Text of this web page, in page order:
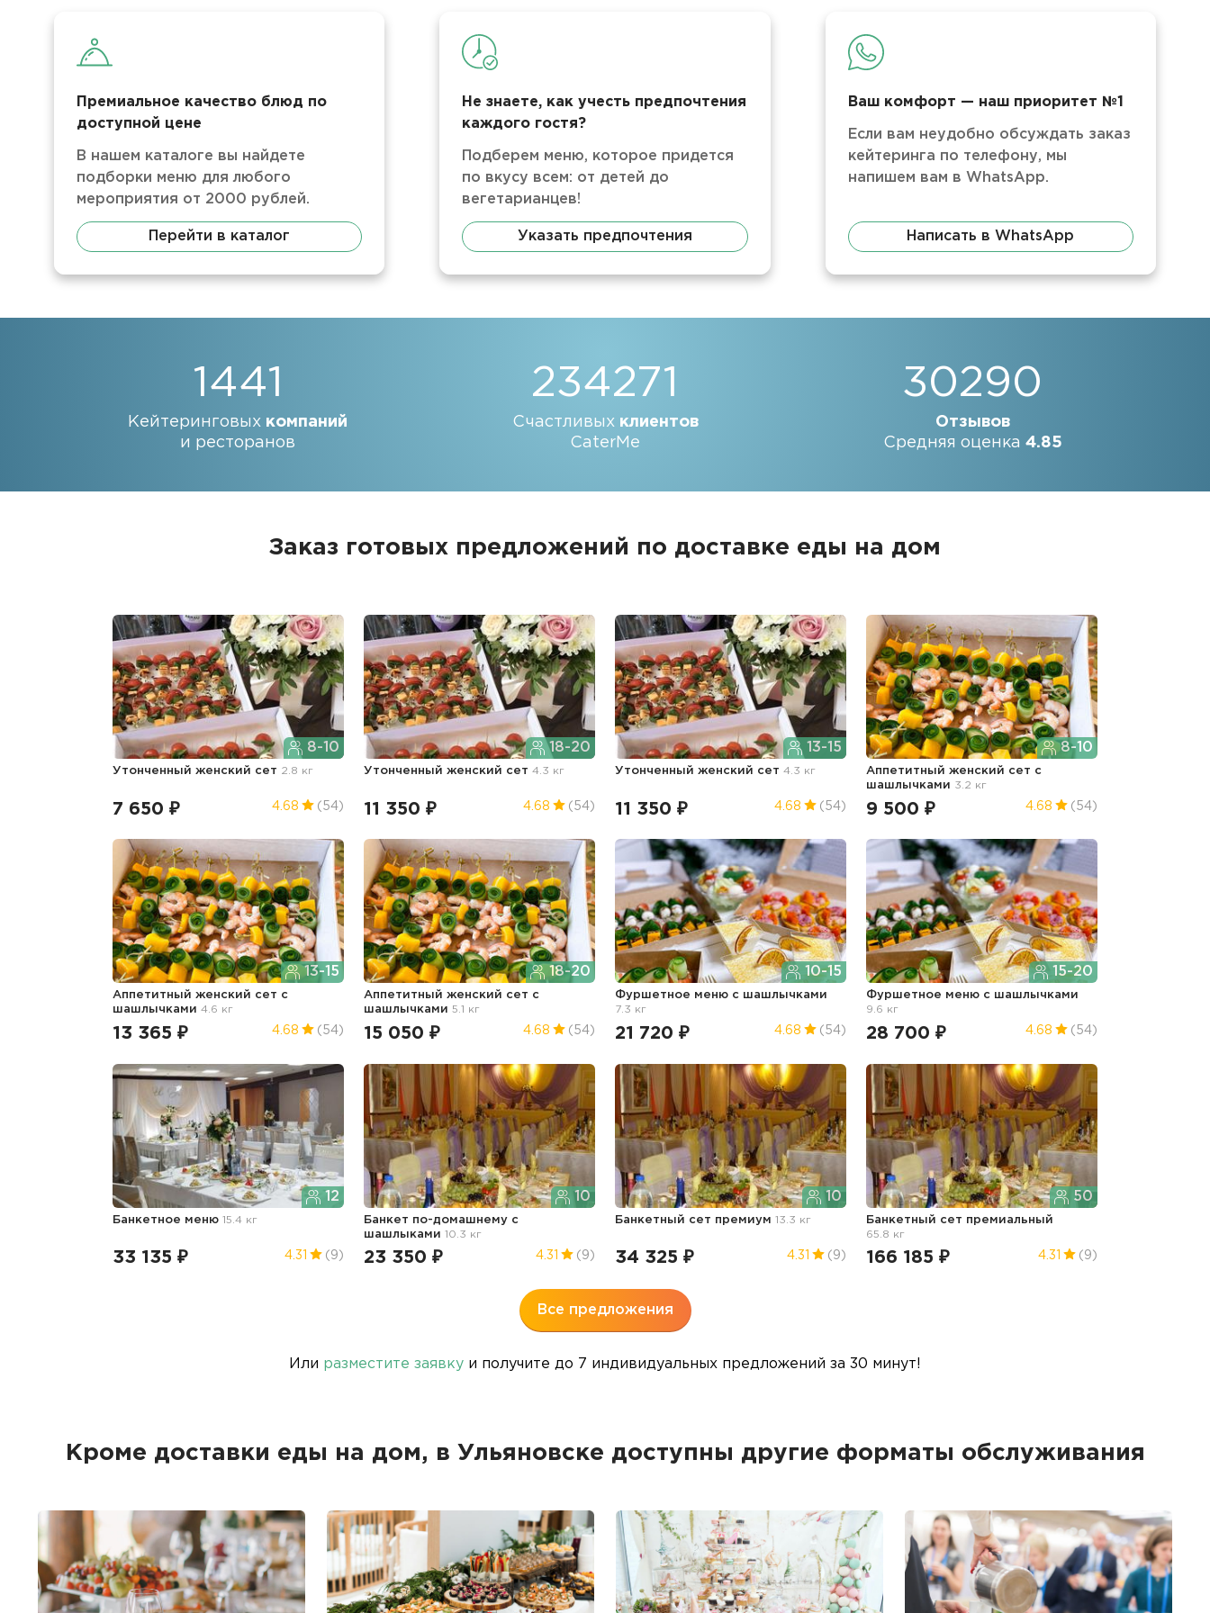
Премиальное качество блюд по
доступной цене
В нашем каталоге вы найдете
подборки меню для любого
мероприятия от 2000 рублей.
Перейти в каталог
Не знаете, как учесть предпочтения
каждого гостя?
Подберем меню, которое придется
по вкусу всем: от детей до
вегетарианцев!
Указать предпочтения
Ваш комфорт — наш приоритет №1
Если вам неудобно обсуждать заказ
кейтеринга по телефону, мы
напишем вам в WhatsApp.
Написать в WhatsApp
1441
Кейтеринговых компаний
и ресторанов
234271
Счастливых клиентов
CaterMe
30290
Отзывов
Средняя оценка 4.85
Заказ готовых предложений по доставке еды на дом
8-10
Утонченный женский сет 2.8 кг
7 650 ₽ 4.68 (54)
18-20
Утонченный женский сет4.3 кг
11 350 ₽ 4.68 (54)
13-15
Утонченный женский сет4.3 кг
11 350 ₽ 4.68 (54)
8-10
Аппетитный женский сет с
шашлычками 3.2 кг
9 500 ₽ 4.68 (54)
13-15
Аппетитный женский сет с
шашлычками4.6 кг
13 365 ₽ 4.68 (54)
18-20
Аппетитный женский сет с
шашлычками5.1 кг
15 050 ₽ 4.68 (54)
10-15
Фуршетное меню с шашлычками
7.3 кг
21 720 ₽ 4.68 (54)
15-20
Фуршетное меню с шашлычками
9.6 кг
28 700 ₽ 4.68 (54)
12
Банкетное меню15.4 кг
33 135 ₽ 4.31 (9)
10
Банкет по-домашнему с
шашлыками10.3 кг
23 350 ₽ 4.31 (9)
10
Банкетный сет премиум13.3 кг
34 325 ₽ 4.31 (9)
50
Банкетный сет премиальный
65.8 кг
166 185 ₽ 4.31 (9)
Все предложения
Или разместите заявку и получите до 7 индивидуальных предложений за 30 минут!
Кроме доставки еды на дом, в Ульяновске доступны другие форматы обслуживания